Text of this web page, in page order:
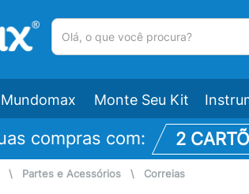
Monte Seu Kit
compras com: 2
\ Partes e Acessórios \ Correias